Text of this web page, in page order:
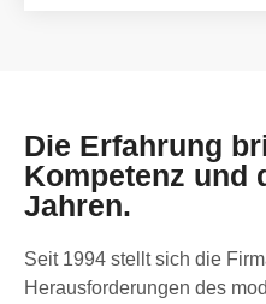
Die Erfahrung
Kompetenz und
Jahren.
Seit 1994 stellt sich die
Herausforderungen des